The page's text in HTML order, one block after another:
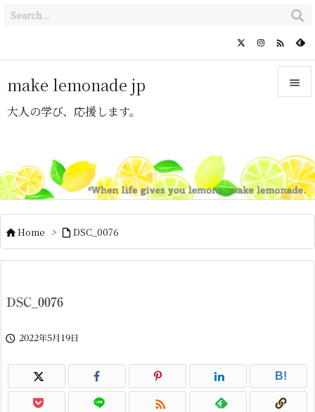
make lemonade jp
大人の学び、応援します。


サイド

次へ

Home >  DSC_0076
DSC_0076
 2022年5月19日
B!
